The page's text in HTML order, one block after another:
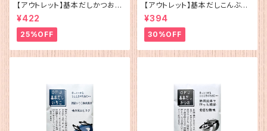
【アウトレット】基本だしかつお
（5g×12）
¥422
25%OFF
【アウトレット】基本だしこんぶ（5
g×12）
¥394
30%OFF